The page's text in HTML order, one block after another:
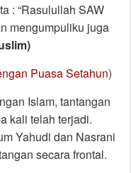
: “Rasulullah SAW
mengumpuliku juga
Puasa Setahun)
Islam, tantangan
kali telah terjadi.
Yahudi dan Nasrani
secara frontal.